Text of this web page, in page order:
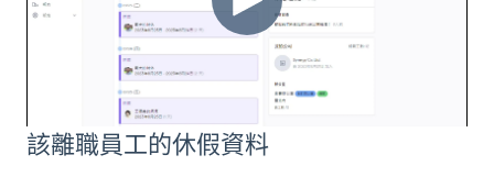
該離職員工的休假資料